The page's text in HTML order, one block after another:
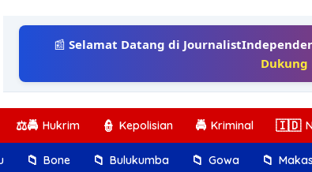
📰Selamat Datang di
Dukung
⚖️🚔 Hukrim 👮 Kepolisian 🚔 Kriminal 🇮🇩
📁 Bone 📁 Bulukumba 📁 Gowa 📁